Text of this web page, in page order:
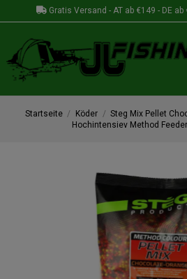
Gratis Versand - AT ab €149 - DE ab
Startseite Köder
Steg Mix Pellet
Hochintensiev Method